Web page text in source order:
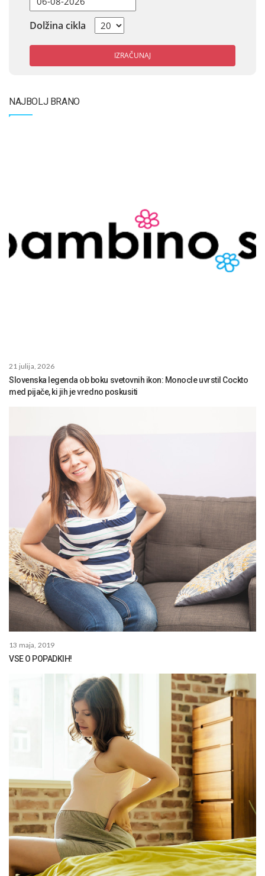
Dolžina cikla
IZRAČUNAJ
NAJBOLJ BRANO
21 julija, 2026
Slovenska legenda ob boku svetovnih ikon: Monocle uvrstil Cockto
med pijače, ki jih je vredno poskusiti
13 maja, 2019
VSE O POPADKIH!